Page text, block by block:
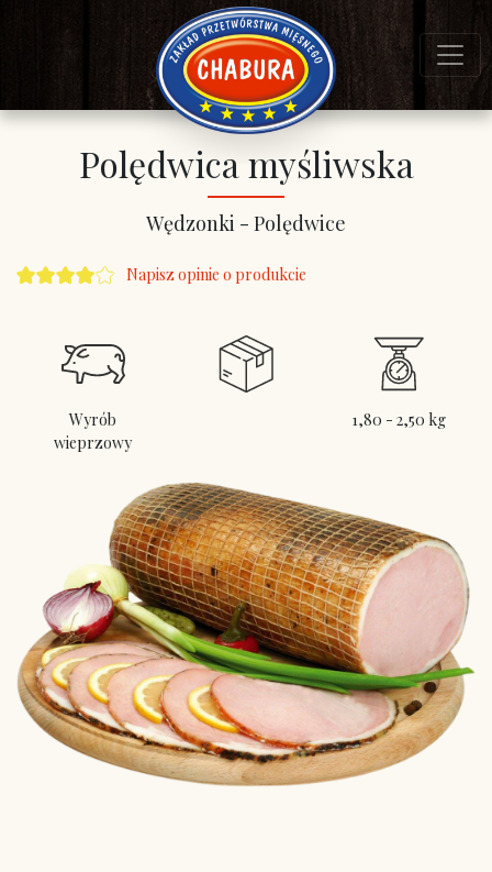
Polędwica myśliwska
Wędzonki - Polędwice
Napisz opinie o produkcie
Wyrób
wieprzowy
1,80 - 2,50 kg